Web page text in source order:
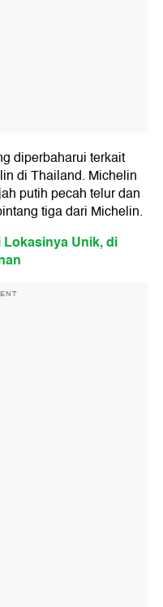
diperbaharui terkait
di Thailand. Michelin
putih pecah telur dan
tiga dari Michelin.
Lokasinya Unik, di